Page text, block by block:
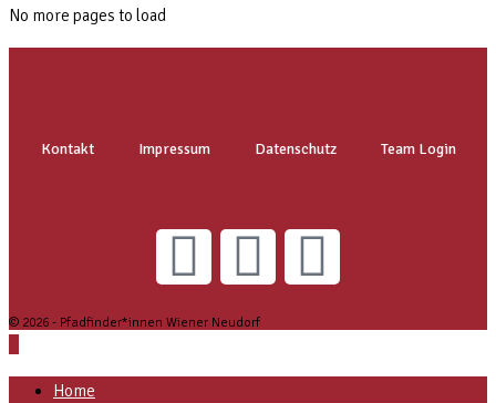
No more pages to load
Kontakt Impressum Datenschutz Team Login
© 2026 - Pfadfinder*innen Wiener Neudorf
Home